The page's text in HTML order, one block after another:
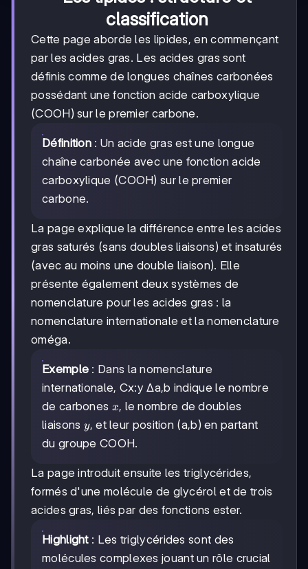
classification
Cette page aborde les lipides, en commençant
par les acides gras. Les acides gras sont
définis comme de longues chaînes carbonées
possédant une fonction acide carboxylique
(COOH) sur le premier carbone.
Définition : Un acide gras est une longue
chaîne carbonée avec une fonction acide
carboxylique (COOH) sur le premier
carbone.
La page explique la différence entre les acides
gras saturés (sans doubles liaisons) et insaturés
(avec au moins une double liaison). Elle
présente également deux systèmes de
nomenclature pour les acides gras : la
nomenclature internationale et la nomenclature
oméga.
Exemple : Dans la nomenclature
internationale, Cx:y Δa,b indique le nombre
de carbones x
x, le nombre de doubles
liaisons y
y, et leur position (a,b) en partant
du groupe COOH.
La page introduit ensuite les triglycérides,
formés d'une molécule de glycérol et de trois
acides gras, liés par des fonctions ester.
Highlight: Les triglycérides sont des
molécules complexes jouant un rôle crucial